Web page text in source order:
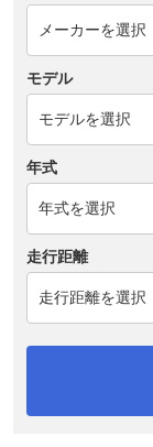
モデル
年式
走行距離